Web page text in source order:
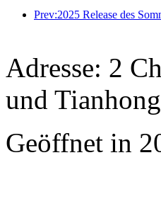
Adresse: 2
und
Geöffnet in